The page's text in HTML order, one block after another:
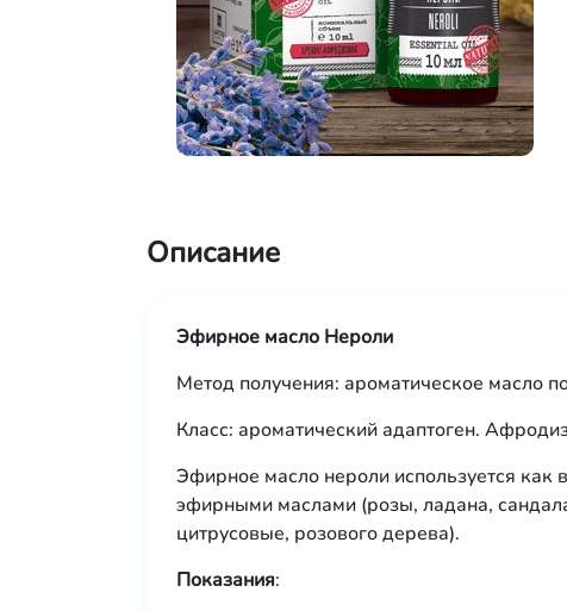
Описание
Эфирное масло Нероли
Метод получения: ароматическое масло
Класс: ароматический адаптоген.
Эфирное масло нероли используется как
эфирными маслами (розы, ладана,
цитрусовые, розового дерева).
Показания: